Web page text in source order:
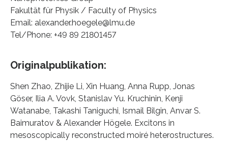
Fakultät für Physik / Faculty of Physics
Email: alexander.hoegele@lmu.de
Tel/Phone: +49 89 21801457
Originalpublikation:
Shen Zhao, Zhijie Li, Xin Huang, Anna Rupp, Jonas
Göser, Ilia A. Vovk, Stanislav Yu. Kruchinin, Kenji
Watanabe, Takashi Taniguchi, Ismail Bilgin, Anvar S.
Baimuratov & Alexander Högele. Excitons in
mesoscopically reconstructed moiré heterostructures.